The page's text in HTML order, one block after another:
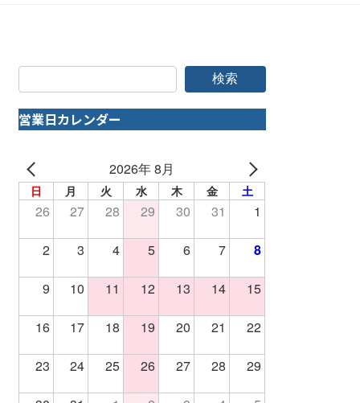
検索
営業日カレンダー
2026年 8月
日 月 火 水 木 金 土
26 27 28 29 30 31 1
2 3 4 5 6 7 8
9 10 11 12 13 14 15
16 17 18 19 20 21 22
23 24 25 26 27 28 29